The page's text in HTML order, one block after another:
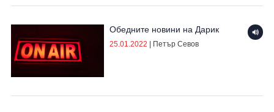
Обедните новини на Дарик
25.01.2022 | Петър Севов